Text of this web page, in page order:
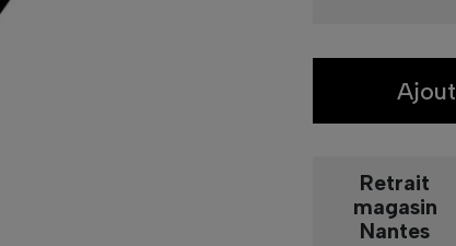
Retrait
magasin
Nantes